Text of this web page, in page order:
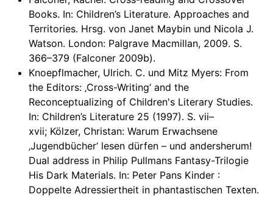
Books. In: Children’s Literature. Approaches and
Territories. Hrsg. von Janet Maybin und Nicola J.
Watson. London: Palgrave Macmillan, 2009. S.
366–379 (Falconer 2009b).
Knoepflmacher, Ulrich. C. und Mitz Myers: From
the Editors: ‚Cross-Writing‘ and the
Reconceptualizing of Children's Literary Studies.
In: Children’s Literature 25 (1997). S. vii–
xvii; Kölzer, Christan: Warum Erwachsene
‚Jugendbücher‘ lesen dürfen – und andersherum!
Dual address in Philip Pullmans Fantasy-Trilogie
His Dark Materials. In: Peter Pans Kinder :
Doppelte Adressiertheit in phantastischen Texten.